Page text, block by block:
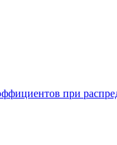
при